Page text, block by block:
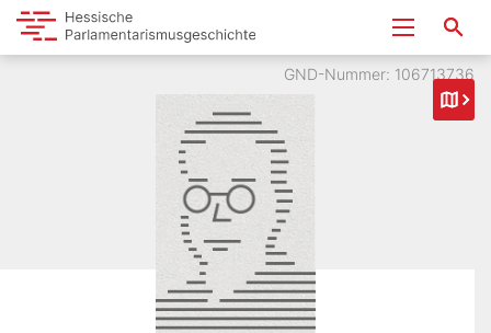
GND-Nummer: 106713736